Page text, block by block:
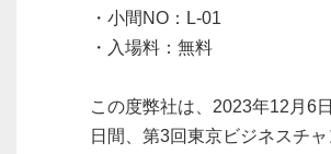
・小間NO：L-01
・入場料：無料
この度弊社は、2023年12月6
日間、第3回東京ビジネスチャ